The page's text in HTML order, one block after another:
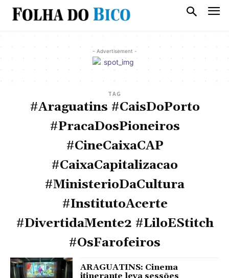
- Advertisement -
TAG
#Araguatins #CaisDoPorto
#PracaDosPioneiros
#CineCaixaCAP
#CaixaCapitalizacao
#MinisterioDaCultura
#InstitutoAcerte
#DivertidaMente2 #LiloEStitch
#OsFarofeiros
ARAGUATINS: Cinema
itinerante leva sessões